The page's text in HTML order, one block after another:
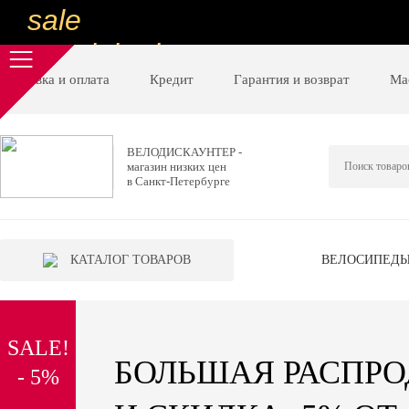
sale
special price
sale
низкие цены
вот дешево
special price
sale
надо брать
Доставка и оплата Кредит Гарантия и возврат
ВЕЛОДИСКАУНТЕР -
магазин низких цен
в Санкт-Петербурге
КАТАЛОГ ТОВАРОВ
SALE!
- 5%
БОЛЬШАЯ